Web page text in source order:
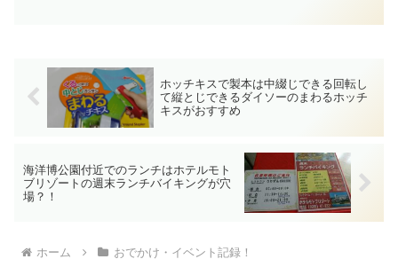
ホッチキスで製本は中綴じできる回転し
て縦とじできるダイソーのまわるホッチ
キスがおすすめ
海洋博公園付近でのランチはホテルモト
ブリゾートの週末ランチバイキングが穴
場？！
ホーム おでかけ・イベント記録！